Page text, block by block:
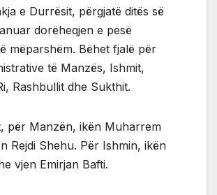
e Durrësit, përgjatë ditës së
dorëheqjen e pesë
mëparshëm. Bëhet fjalë për
të Manzës, Ishmit,
Rashbullit dhe Sukthit.
për Manzën, ikën Muharrem
Rejdi Shehu. Për Ishmin, ikën
vjen Emirjan Bafti.